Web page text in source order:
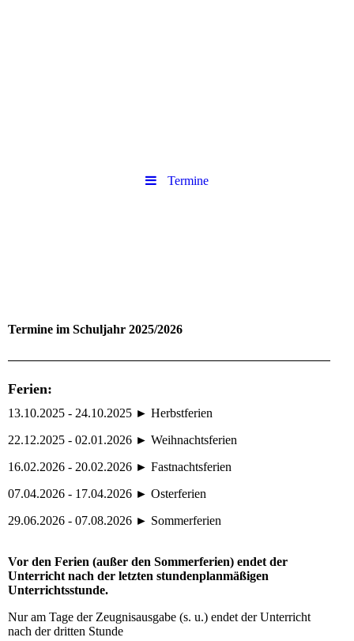
Termine
Termine im Schuljahr 2025/2026
Ferien:
13.10.2025 - 24.10.2025 ► Herbstferien
22.12.2025 - 02.01.2026 ► Weihnachtsferien
16.02.2026 - 20.02.2026 ► Fastnachtsferien
07.04.2026 - 17.04.2026 ► Osterferien
29.06.2026 - 07.08.2026 ► Sommerferien
Vor den Ferien (außer den Sommerferien) endet der
Unterricht nach der letzten stundenplanmäßigen
Unterrichtsstunde.
Nur am Tage der Zeugnisausgabe (s. u.) endet der Unterricht
nach der dritten Stunde